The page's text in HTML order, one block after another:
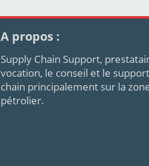
A propos :
Supply Chain Support,
vocation, le conseil et le
chain principalement sur la
pétrolier.